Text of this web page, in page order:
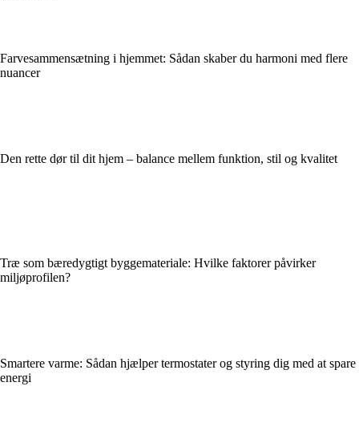
Farvesammensætning i hjemmet: Sådan skaber du harmoni med flere
nuancer
Den rette dør til dit hjem – balance mellem funktion, stil og kvalitet
Træ som bæredygtigt byggemateriale: Hvilke faktorer påvirker
miljøprofilen?
Smartere varme: Sådan hjælper termostater og styring dig med at spare
energi